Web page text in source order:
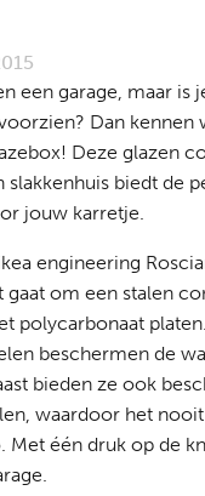
een garage, maar is
Dan kennen
Deze glazen
slakkenhuis biedt de
jouw karretje.
engineering
gaat om een stalen
polycarbonaat
beschermen de
bieden ze ook
waardoor het
Met één druk op de